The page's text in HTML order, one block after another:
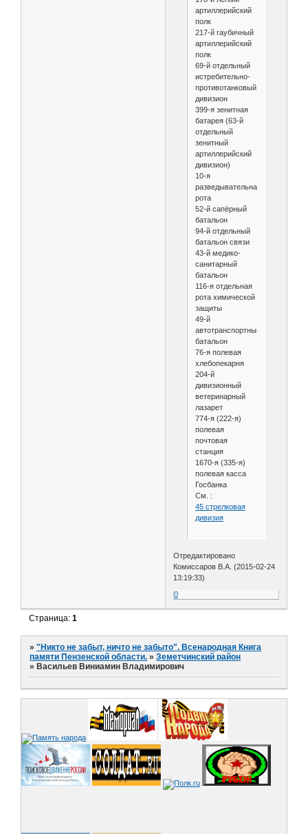
артиллерийский
полк
217-й гаубичный
артиллерийский
полк
69-й отдельный
истребительно-
противотанковый
дивизион
399-я зенитная
батарея (63-й
отдельный
зенитный
артиллерийский
дивизион)
10-я
разведывательная
рота
52-й сапёрный
батальон
94-й отдельный
батальон связи
43-й медико-
санитарный
батальон
116-я отдельная
рота химической
защиты
49-й
автотранспортный
батальон
76-я полевая
хлебопекарня
204-й
дивизионный
ветеринарный
лазарет
774-я (222-я)
полевая
почтовая
станция
1670-я (335-я)
полевая касса
Госбанка
См. :
45 стрелковая
дивизия
Отредактировано
Комиссаров В.А. (2015-02-24
13:19:33)
0
Страница:1
»"Никто не забыт, ничто не забыто". Всенародная Книга
памяти Пензенской области. »Земетчинский район
» Васильев Виниамин Владимирович